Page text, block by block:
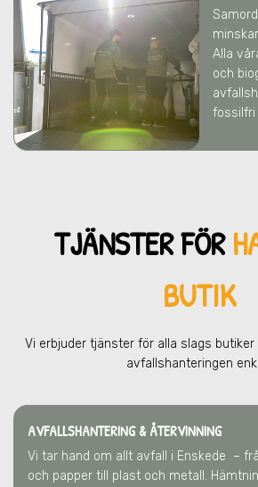
Alla
och
fossilfri
TJÄNSTER FÖR
BUTIK
Vi erbjuder tjänster för alla slags butiker
avfallshanteringen
AVFALLSHANTERING & ÅTERVINNING
Vi tar hand om allt avfall i Enskede –
och papper till plast och metall.